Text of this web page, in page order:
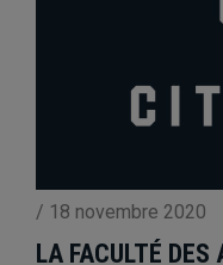
/ 18 novembre 2020
LA FACULTÉ DES